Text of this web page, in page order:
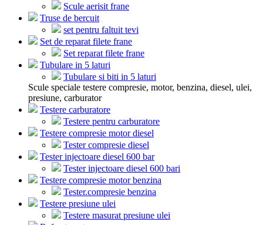
Scule aerisit frane
Truse de bercuit
set pentru faltuit tevi
Set de reparat filete frane
Set reparat filete frane
Tubulare in 5 laturi
Tubulare si biti in 5 laturi
Scule speciale testere compresie, motor, benzina, diesel, ulei,
presiune, carburator
Testere carburatore
Testere pentru carburatore
Testere compresie motor diesel
Tester compresie diesel
Tester injectoare diesel 600 bar
Tester injectoare diesel 600 bari
Testere compresie motor benzina
Tester.compresie benzina
Testere presiune ulei
Testere masurat presiune ulei